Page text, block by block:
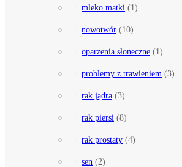
mleko matki (1)
nowotwór (10)
oparzenia słoneczne (1)
problemy z trawieniem (3)
rak jądra (3)
rak piersi (8)
rak prostaty (4)
sen (2)